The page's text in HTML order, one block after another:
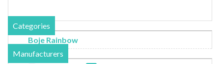
Categories
Boje Rainbow
Manufacturers